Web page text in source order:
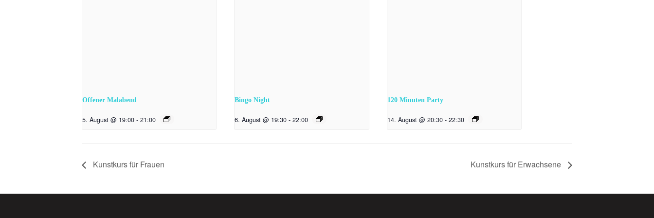
Offener Malabend
5. August @ 19:00 - 21:00
Bingo Night
6. August @ 19:30 - 22:00
120 Minuten Party
14. August @ 20:30 - 22:30
Kunstkurs für Frauen Kunstkurs für Erwachsene